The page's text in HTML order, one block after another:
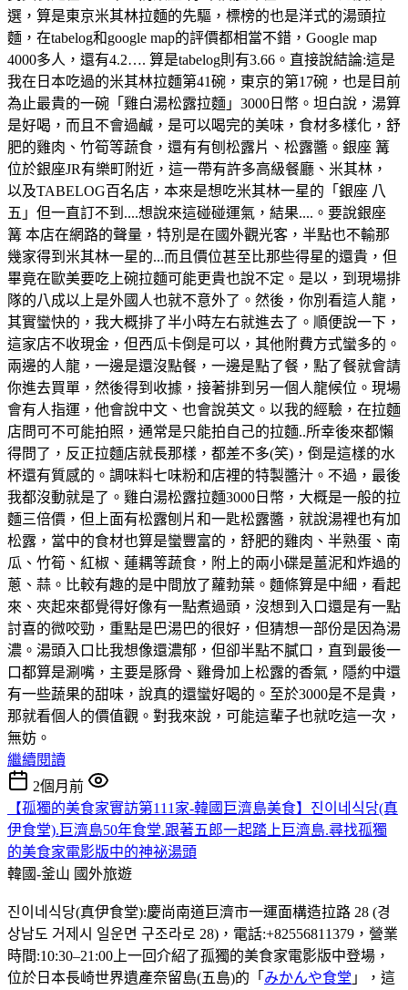
選，算是東京米其林拉麵的先驅，標榜的也是洋式的湯頭拉
麵，在tabelog和google map的評價都相當不錯，Google map
4000多人，還有4.2…. 算是tabelog則有3.66。直接說結論:這是
我在日本吃過的米其林拉麵第41碗，東京的第17碗，也是目前
為止最貴的一碗「雞白湯松露拉麵」3000日幣。坦白說，湯算
是好喝，而且不會過鹹，是可以喝完的美味，食材多樣化，舒
肥的雞肉、竹筍等蔬食，還有有刨松露片、松露醬。銀座 篝
位於銀座JR有樂町附近，這一帶有許多高級餐廳、米其林，
以及TABELOG百名店，本來是想吃米其林一星的「銀座 八
五」但一直訂不到....想說來這碰碰運氣，結果....。要說銀座
篝 本店在網路的聲量，特別是在國外觀光客，半點也不輸那
幾家得到米其林一星的...而且價位甚至比那些得星的還貴，但
畢竟在歐美要吃上碗拉麵可能更貴也說不定。是以，到現場排
隊的八成以上是外國人也就不意外了。然後，你別看這人龍，
其實蠻快的，我大概排了半小時左右就進去了。順便說一下，
這家店不收現金，但西瓜卡倒是可以，其他附費方式蠻多的。
兩邊的人龍，一邊是還沒點餐，一邊是點了餐，點了餐就會請
你進去買單，然後得到收據，接著排到另一個人龍候位。現場
會有人指運，他會說中文、也會說英文。以我的經驗，在拉麵
店問可不可能拍照，通常是只能拍自己的拉麵..所幸後來都懶
得問了，反正拉麵店就長那樣，都差不多(笑)，倒是這樣的水
杯還有質感的。調味料七味粉和店裡的特製醬汁。不過，最後
我都沒動就是了。雞白湯松露拉麵3000日幣，大概是一般的拉
麵三倍價，但上面有松露刨片和一匙松露醬，就說湯裡也有加
松露，當中的食材也算是蠻豐富的，舒肥的雞肉、半熟蛋、南
瓜、竹筍、紅椒、蓮耦等蔬食，附上的兩小碟是薑泥和炸過的
蔥、蒜。比較有趣的是中間放了蘿勃葉。麵條算是中細，看起
來、夾起來都覺得好像有一點煮過頭，沒想到入口還是有一點
討喜的微咬勁，重點是巴湯巴的很好，但猜想一部份是因為湯
濃。湯頭入口比我想像還濃郁，但卻半點不膩口，直到最後一
口都算是涮嘴，主要是豚骨、雞骨加上松露的香氣，隱約中還
有一些蔬果的甜味，說真的還蠻好喝的。至於3000是不是貴，
那就看個人的價值觀。對我來說，可能這輩子也就吃這一次，
無妨。
繼續閱讀
2個月前
【孤獨的美食家實訪第111家-韓國巨濟島美食】진이네식당(真
伊食堂).巨濟島50年食堂.跟著五郎一起踏上巨濟島.尋找孤獨
的美食家電影版中的神祕湯頭
韓國-釜山 國外旅遊
진이네식당(真伊食堂):慶尚南道巨濟市一運面構造拉路 28 (경
상남도 거제시 일운면 구조라로 28)，電話:+82556811379，營業
時間:10:30–21:00上一回介紹了孤獨的美食家電影版中登場，
位於日本長崎世界遺產奈留島(五島)的「 みかんや食堂 」，這